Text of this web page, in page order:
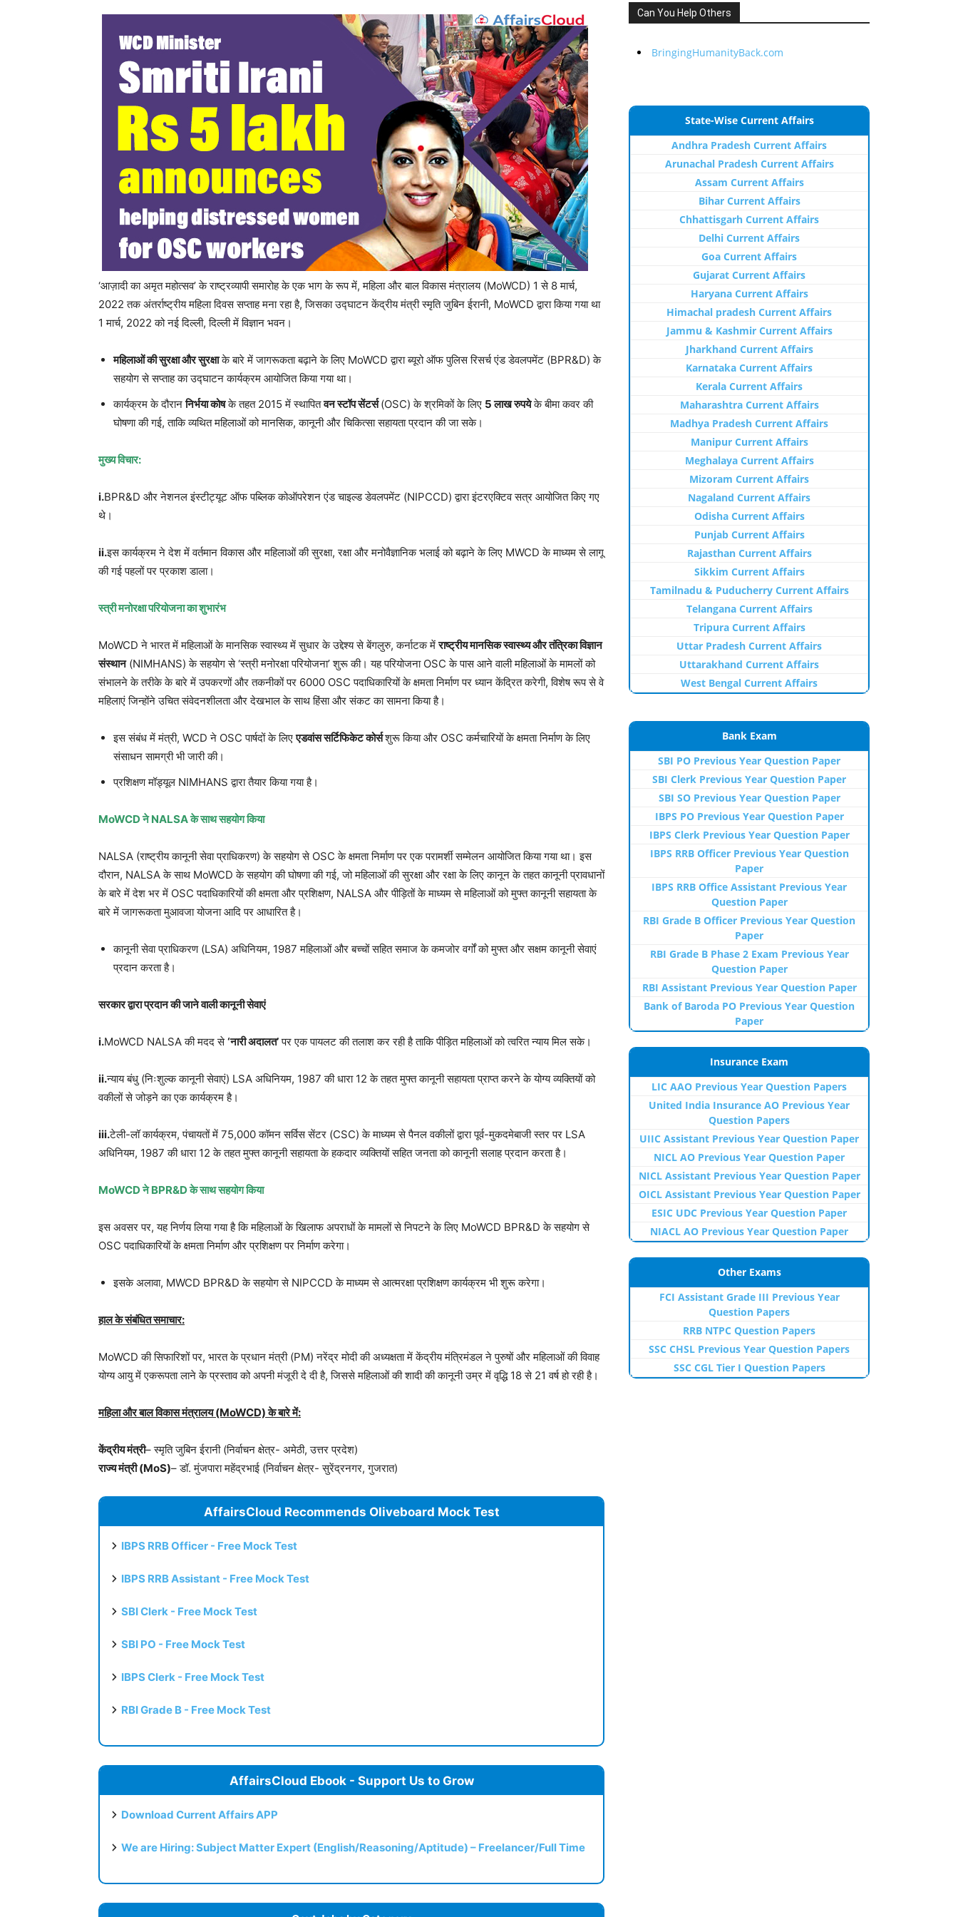
‘आज़ादी का अमृत महोत्सव’ के राष्ट्रव्यापी समारोह के एक भाग के रूप में, महिला और बाल विकास मंत्रालय (MoWCD) 1 से 8 मार्च,
2022 तक अंतर्राष्ट्रीय महिला दिवस सप्ताह मना रहा है, जिसका उद्घाटन केंद्रीय मंत्री स्मृति जुबिन ईरानी, ​​MoWCD द्वारा किया गया था
1 मार्च, 2022 को नई दिल्ली, दिल्ली में विज्ञान भवन।
महिलाओं की सुरक्षा और सुरक्षाके बारे में जागरूकता बढ़ाने के लिए MoWCD द्वारा ब्यूरो ऑफ पुलिस रिसर्च एंड डेवलपमेंट (BPR&D) के
सहयोग से सप्ताह का उद्घाटन कार्यक्रम आयोजित किया गया था।
कार्यक्रम के दौराननिर्भया कोषके तहत 2015 में स्थापितवन स्टॉप सेंटर्स(OSC) के श्रमिकों के लिए 5 लाख रुपयेके बीमा कवर की
घोषणा की गई, ताकि व्यथित महिलाओं को मानसिक, कानूनी और चिकित्सा सहायता प्रदान की जा सके।
मुख्य विचार:
i.BPR&D और नेशनल इंस्टीट्यूट ऑफ पब्लिक कोऑपरेशन एंड चाइल्ड डेवलपमेंट (NIPCCD) द्वारा इंटरएक्टिव सत्र आयोजित किए गए
थे।
ii.इस कार्यक्रम ने देश में वर्तमान विकास और महिलाओं की सुरक्षा, रक्षा और मनोवैज्ञानिक भलाई को बढ़ाने के लिए MWCD के माध्यम से लागू
की गई पहलों पर प्रकाश डाला।
स्त्री मनोरक्षा परियोजना का शुभारंभ
MoWCD ने भारत में महिलाओं के मानसिक स्वास्थ्य में सुधार के उद्देश्य से बेंगलुरु, कर्नाटक मेंराष्ट्रीय मानसिक स्वास्थ्य और तंत्रिका विज्ञान
संस्थान(NIMHANS) के सहयोग से ‘स्त्री मनोरक्षा परियोजना’ शुरू की। यह परियोजना OSC के पास आने वाली महिलाओं के मामलों को
संभालने के तरीके के बारे में उपकरणों और तकनीकों पर 6000 OSC पदाधिकारियों के क्षमता निर्माण पर ध्यान केंद्रित करेगी, विशेष रूप से वे
महिलाएं जिन्होंने उचित संवेदनशीलता और देखभाल के साथ हिंसा और संकट का सामना किया है।
इस संबंध में मंत्री, WCD ने OSC पार्षदों के लिएएडवांस सर्टिफिकेट कोर्सशुरू किया और OSC कर्मचारियों के क्षमता निर्माण के लिए
संसाधन सामग्री भी जारी की।
प्रशिक्षण मॉड्यूल NIMHANS द्वारा तैयार किया गया है।
MoWCD ने NALSA के साथ सहयोग किया
NALSA (राष्ट्रीय कानूनी सेवा प्राधिकरण) के सहयोग से OSC के क्षमता निर्माण पर एक परामर्शी सम्मेलन आयोजित किया गया था। इस
दौरान, NALSA के साथ MoWCD के सहयोग की घोषणा की गई, जो महिलाओं की सुरक्षा और रक्षा के लिए कानून के तहत कानूनी प्रावधानों
के बारे में देश भर में OSC पदाधिकारियों की क्षमता और प्रशिक्षण, NALSA और पीड़ितों के माध्यम से महिलाओं को मुफ्त कानूनी सहायता के
बारे में जागरूकता मुआवजा योजना आदि पर आधारित है।
कानूनी सेवा प्राधिकरण (LSA) अधिनियम, 1987 महिलाओं और बच्चों सहित समाज के कमजोर वर्गों को मुफ्त और सक्षम कानूनी सेवाएं
प्रदान करता है।
सरकार द्वारा प्रदान की जाने वाली कानूनी सेवाएं
i.MoWCD NALSA की मदद से‘नारी अदालत’पर एक पायलट की तलाश कर रही है ताकि पीड़ित महिलाओं को त्वरित न्याय मिल सके।
ii.न्याय बंधु (निःशुल्क कानूनी सेवाएं) LSA अधिनियम, 1987 की धारा 12 के तहत मुफ्त कानूनी सहायता प्राप्त करने के योग्य व्यक्तियों को
वकीलों से जोड़ने का एक कार्यक्रम है।
iii.टेली-लॉ कार्यक्रम, पंचायतों में 75,000 कॉमन सर्विस सेंटर (CSC) के माध्यम से पैनल वकीलों द्वारा पूर्व-मुकदमेबाजी स्तर पर LSA
अधिनियम, 1987 की धारा 12 के तहत मुफ्त कानूनी सहायता के हकदार व्यक्तियों सहित जनता को कानूनी सलाह प्रदान करता है।
MoWCD ने BPR&D के साथ सहयोग किया
इस अवसर पर, यह निर्णय लिया गया है कि महिलाओं के खिलाफ अपराधों के मामलों से निपटने के लिए MoWCD BPR&D के सहयोग से
OSC पदाधिकारियों के क्षमता निर्माण और प्रशिक्षण पर निर्माण करेगा।
इसके अलावा, MWCD BPR&D के सहयोग से NIPCCD के माध्यम से आत्मरक्षा प्रशिक्षण कार्यक्रम भी शुरू करेगा।
हाल के संबंधित समाचार:
MoWCD की सिफारिशों पर, भारत के प्रधान मंत्री (PM) नरेंद्र मोदी की अध्यक्षता में केंद्रीय मंत्रिमंडल ने पुरुषों और महिलाओं की विवाह
योग्य आयु में एकरूपता लाने के प्रस्ताव को अपनी मंजूरी दे दी है, जिससे महिलाओं की शादी की कानूनी उम्र में वृद्धि 18 से 21 वर्ष हो रही है।
महिला और बाल विकास मंत्रालय (MoWCD) के बारे में:
केंद्रीय मंत्री– स्मृति जुबिन ईरानी (निर्वाचन क्षेत्र- अमेठी, उत्तर प्रदेश)
राज्य मंत्री (MoS)– डॉ. मुंजपारा महेंद्रभाई (निर्वाचन क्षेत्र- सुरेंद्रनगर, गुजरात)
AffairsCloud Recommends Oliveboard Mock Test
IBPS RRB Officer - Free Mock Test
IBPS RRB Assistant - Free Mock Test
SBI Clerk - Free Mock Test
SBI PO - Free Mock Test
IBPS Clerk - Free Mock Test
RBI Grade B - Free Mock Test
AffairsCloud Ebook - Support Us to Grow
Download Current Affairs APP
We are Hiring: Subject Matter Expert (English/Reasoning/Aptitude) – Freelancer/Full Time
Can You Help Others
BringingHumanityBack.com
State-Wise Current Affairs
Andhra Pradesh Current Affairs
Arunachal Pradesh Current Affairs
Assam Current Affairs
Bihar Current Affairs
Chhattisgarh Current Affairs
Delhi Current Affairs
Goa Current Affairs
Gujarat Current Affairs
Haryana Current Affairs
Himachal pradesh Current Affairs
Jammu & Kashmir Current Affairs
Jharkhand Current Affairs
Karnataka Current Affairs
Kerala Current Affairs
Maharashtra Current Affairs
Madhya Pradesh Current Affairs
Manipur Current Affairs
Meghalaya Current Affairs
Mizoram Current Affairs
Nagaland Current Affairs
Odisha Current Affairs
Punjab Current Affairs
Rajasthan Current Affairs
Sikkim Current Affairs
Tamilnadu & Puducherry Current Affairs
Telangana Current Affairs
Tripura Current Affairs
Uttar Pradesh Current Affairs
Uttarakhand Current Affairs
West Bengal Current Affairs
Bank Exam
SBI PO Previous Year Question Paper
SBI Clerk Previous Year Question Paper
SBI SO Previous Year Question Paper
IBPS PO Previous Year Question Paper
IBPS Clerk Previous Year Question Paper
IBPS RRB Officer Previous Year Question
Paper
IBPS RRB Office Assistant Previous Year
Question Paper
RBI Grade B Officer Previous Year Question
Paper
RBI Grade B Phase 2 Exam Previous Year
Question Paper
RBI Assistant Previous Year Question Paper
Bank of Baroda PO Previous Year Question
Paper
Insurance Exam
LIC AAO Previous Year Question Papers
United India Insurance AO Previous Year
Question Papers
UIIC Assistant Previous Year Question Paper
NICL AO Previous Year Question Paper
NICL Assistant Previous Year Question Paper
OICL Assistant Previous Year Question Paper
ESIC UDC Previous Year Question Paper
NIACL AO Previous Year Question Paper
Other Exams
FCI Assistant Grade III Previous Year
Question Papers
RRB NTPC Question Papers
SSC CHSL Previous Year Question Papers
SSC CGL Tier I Question Papers